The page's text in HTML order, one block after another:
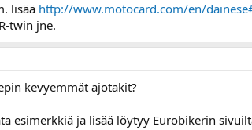
lisää http://www.motocard.com/en/
twin jne.
kevyemmät ajotakit?
esimerkkiä ja lisää löytyy Eurobikerin